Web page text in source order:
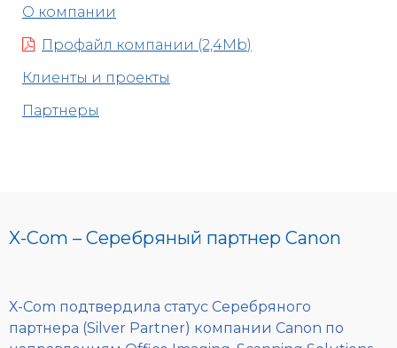
О компании
Профайл компании (2,4Mb)
Клиенты и проекты
Партнеры
X-Com – Серебряный партнер Canon
Х-Com подтвердила статус Серебряного
партнера (Silver Partner) компании Canon по